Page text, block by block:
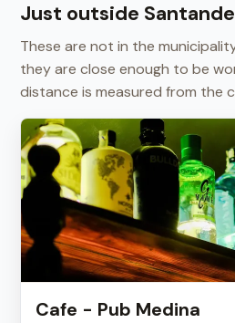
Just outside
These are not in the
they are close enough to be
distance is measured from the
Cafe - Pub Medina